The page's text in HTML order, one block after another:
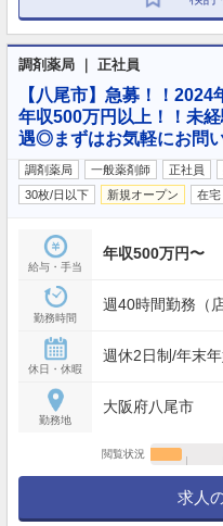
調剤薬局 ｜ 正社員
【八尾市】急募！！
年収500万円以上！！未
遇◎まずはお気軽にお問
調剤薬局 一般薬剤師 正社員
30枚/日以下
新規オープン 在宅
給与・手当
年収500万円〜
勤務時間
週40時間勤務（
休日・休暇
週休2日制/年末
勤務地
大阪府八尾市
閲覧状況
求人